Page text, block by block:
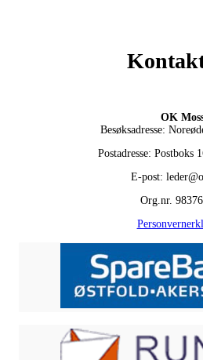
OK
Besøksadresse:
Postadresse: Postboks
E-post:
Org.nr.